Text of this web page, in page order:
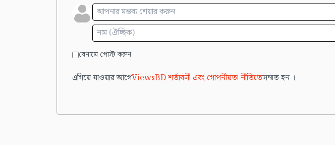
বেনামে পোস্ট করুন
এগিয়ে যাওয়ার আগেViewsBD শর্তাবলী এবং গোপনীয়তা নীতিতেসম্মত হন ।